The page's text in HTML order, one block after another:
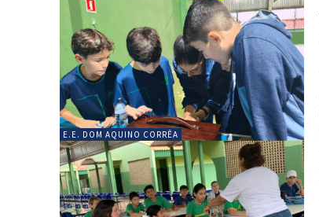
E.E. DOM AQUINO CORRÊA